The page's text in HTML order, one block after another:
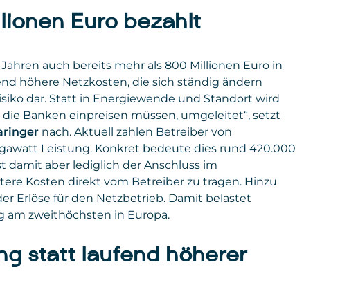
Euro bezahlt
auch bereits mehr als 800 Millionen Euro in
höhere Netzkosten, die sich ständig ändern
dar. Statt in Energiewende und Standort wird
Banken einpreisen müssen, umgeleitet“, setzt
nach. Aktuell zahlen Betreiber von
Leistung. Konkret bedeute dies rund 420.000
damit aber lediglich der Anschluss im
Kosten direkt vom Betreiber zu tragen. Hinzu
Erlöse für den Netzbetrieb. Damit belastet
am zweithöchsten in Europa.
statt laufend höherer
Betriebssystem, Website, von der der Zugriff
von
Privacy
Policy
policies.google.com/privacy
Privacy
https://de.linkedin.com/legal/privacy-policy
bereitzustellen, Anmeldungen korrekt zu erfassen und
Seminaren und sonstigen Angeboten.
: personenbezogene und technische Daten
Gesetzt von: Microsoft Corporation
Privacy Policy
https://www.microsoft.com/de-
de/privacy/privacystatement